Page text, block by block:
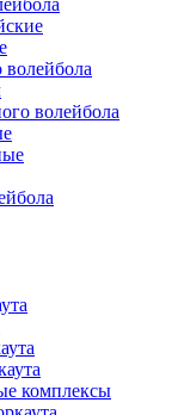
волейбола
комплексы